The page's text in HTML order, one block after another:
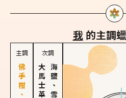
我 的主調
主調 次調
海鹽、雪花